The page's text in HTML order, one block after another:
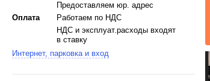
Предоставляем юр. адрес
Оплата
Работаем по НДС
НДС и эксплуат.расходы входят
в ставку
Интернет, парковка и вход